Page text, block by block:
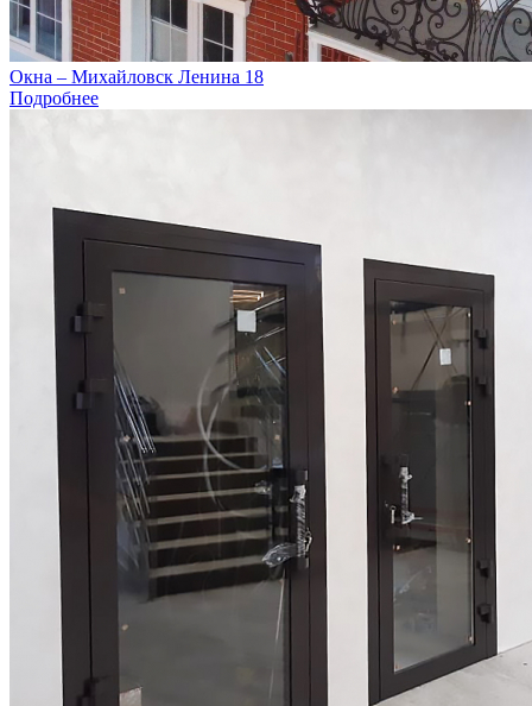
Окна – Михайловск Ленина 18
Подробнее